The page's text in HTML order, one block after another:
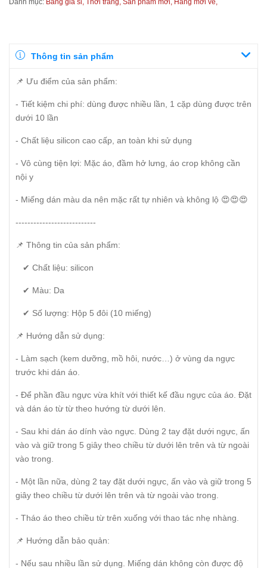
Danh mục: Bảng giá sỉ, Thời trang, Sản phẩm mới, Hàng mới về,
Thông tin sản phẩm
📌 Ưu điểm của sản phẩm:
- Tiết kiệm chi phí: dùng được nhiều lần, 1 cặp dùng được trên
dưới 10 lần
- Chất liệu silicon cao cấp, an toàn khi sử dụng
- Vô cùng tiện lợi: Mặc áo, đầm hở lưng, áo crop không cần
nội y
- Miếng dán màu da nên mặc rất tự nhiên và không lộ 😍😍😍
---------------------------
📌 Thông tin của sản phẩm:
✔ Chất liệu: silicon
✔ Màu: Da
✔ Số lượng: Hộp 5 đôi (10 miếng)
📌 Hướng dẫn sử dụng:
- Làm sạch (kem dưỡng, mồ hôi, nước…) ở vùng da ngực
trước khi dán áo.
- Để phần đầu ngực vừa khít với thiết kế đầu ngực của áo. Đặt
và dán áo từ từ theo hướng từ dưới lên.
- Sau khi dán áo dính vào ngực. Dùng 2 tay đặt dưới ngực, ấn
vào và giữ trong 5 giây theo chiều từ dưới lên trên và từ ngoài
vào trong.
- Một lần nữa, dùng 2 tay đặt dưới ngực, ấn vào và giữ trong 5
giây theo chiều từ dưới lên trên và từ ngoài vào trong.
- Tháo áo theo chiều từ trên xuống với thao tác nhẹ nhàng.
📌 Hướng dẫn bảo quản:
- Nếu sau nhiều lần sử dụng. Miếng dán không còn được độ